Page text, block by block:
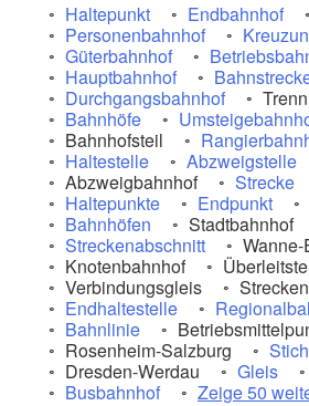
Haltepunkt
Endbahnhof
Personenbahnhof
Güterbahnhof
Hauptbahnhof
Durchgangsbahnhof
Bahnhöfe
Bahnhofsteil
Haltestelle
Abzweigstelle
Abzweigbahnhof
Strecke
Haltepunkte
Endpunkt
Bahnhöfen
Stadtbahnhof
Streckenabschnitt
Knotenbahnhof
Verbindungsgleis
Endhaltestelle
Bahnlinie
Rosenheim-Salzburg
Dresden-Werdau
Gleis
Busbahnhof
Zeige 50